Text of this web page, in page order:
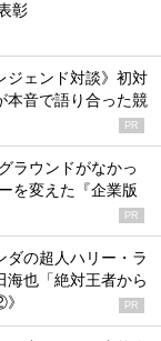
彰
ジェンド対談》初対
本音で語り合った競
PR
ラウンドがなかっ
を変えた『企業版
PR
ダの超人ハリー・ラ
海也「絶対王者から
PR